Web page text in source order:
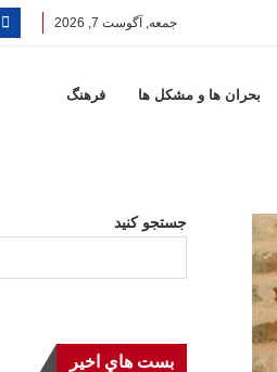
جمعه, آگوست 7, 2026
بحران ها و مشكل ها فرهنگ
جستجو کنید
بست هاي اخير